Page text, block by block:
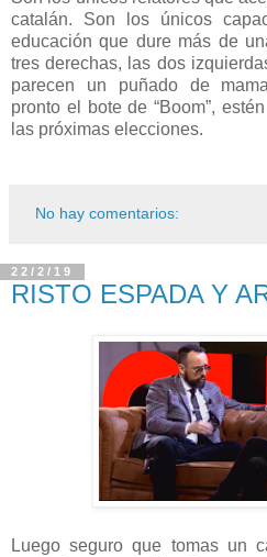
catalán. Son los únicos
educación que dure más de
tres derechas, las dos
parecen un puñado de
pronto el bote de “Boom”,
las próximas elecciones.
No hay comentarios:
22/2/19
RISTO ESPADA Y
Luego seguro que tomas un